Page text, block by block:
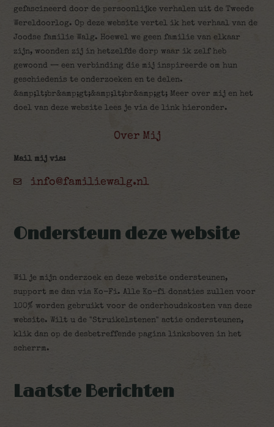
gefascineerd door de persoonlijke verhalen uit de Tweede
Wereldoorlog. Op deze website vertel ik het verhaal van de
Joodse familie Walg. Hoewel we geen familie van elkaar
zijn, woonden zij in hetzelfde dorp waar ik zelf heb
gewoond — een verbinding die mij inspireerde om hun
geschiedenis te onderzoeken en te delen.
&amp;lt;br&amp;gt;&amp;lt;br&amp;gt; Meer over mij en het
doel van deze website lees je via de link hieronder.
Over Mij
Mail mij via:
info@familiewalg.nl
Ondersteun deze website
Wil je mijn onderzoek en deze website ondersteunen,
support me dan via Ko-Fi. Alle Ko-fi donaties zullen voor
100% worden gebruikt voor de onderhoudskosten van deze
website. Wilt u de "Struikelstenen" actie ondersteunen,
klik dan op de desbetreffende pagina linksboven in het
scherrm.
Laatste Berichten